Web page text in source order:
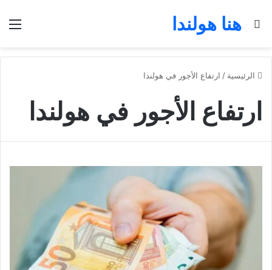
هنا هولندا
بحث عن
الرئيسية / ارتفاع الأجور في هولندا
ارتفاع الأجور في هولندا